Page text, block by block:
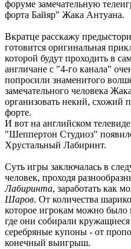
форуме замечательную
форта Байяр" Жака Антуана.
Вкратце расскажу
готовится оригинальная
которой будут проходить в
англичане с "4-го канала"
попросили знаменитого
замечательного человека
организовать некий, схожий
форте.
И вот на английском
"Шеппертон Студиоз"
Хрустальный Лабиринт.
Суть игры заключалась в
человек, проходя
Лабиринта, заработать как
Шаров. От количества
которое игрокам можно было
где они собирали
серебряные купоны - от
конечный выигрыш.